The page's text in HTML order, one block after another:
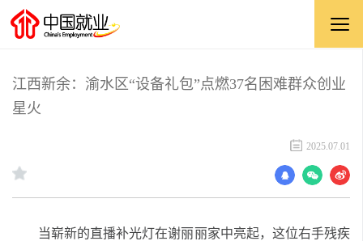
江西新余：渝水区“设备礼包”点燃37名困难群众创业
星火
2025.07.01
当崭新的直播补光灯在谢丽丽家中亮起，这位右手残疾